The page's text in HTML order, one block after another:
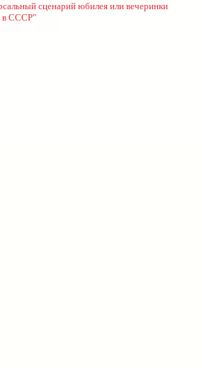
сценарий юбилея или вечеринки
в СССР"